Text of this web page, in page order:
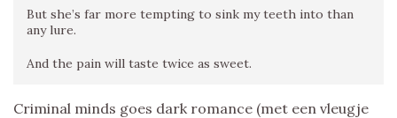
But she’s far more tempting to sink my teeth into than
any lure.
And the pain will taste twice as sweet.
Criminal minds goes dark romance (met een vleugje